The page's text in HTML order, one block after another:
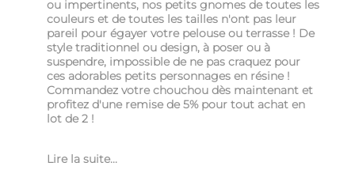
ou impertinents, nos petits gnomes de toutes les
couleurs et de toutes les tailles n'ont pas leur
pareil pour égayer votre pelouse ou terrasse ! De
style traditionnel ou design, à poser ou à
suspendre, impossible de ne pas craquez pour
ces adorables petits personnages en résine !
Commandez votre chouchou dès maintenant et
profitez d'une remise de 5% pour tout achat en
lot de 2 !
Lire la suite...